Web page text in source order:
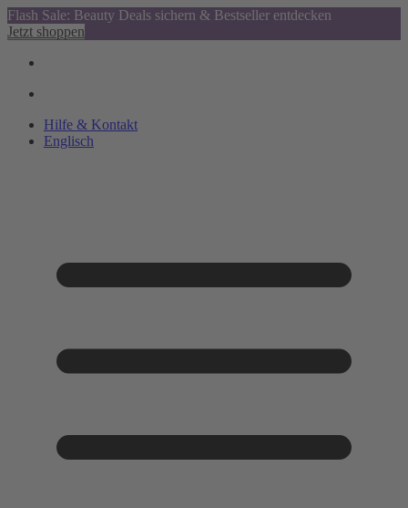
Flash Sale: Beauty Deals sichern & Bestseller entdecken
Jetzt shoppen
Hilfe & Kontakt
Englisch